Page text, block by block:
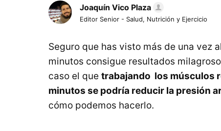
Joaquín Vico Plaza
Editor Senior - Salud, Nutrición y Ejercicio
Seguro que has visto más de una vez
minutos consigue resultados
caso el que trabajando los músculos
minutos se podría reducir la presión
cómo podemos hacerlo.